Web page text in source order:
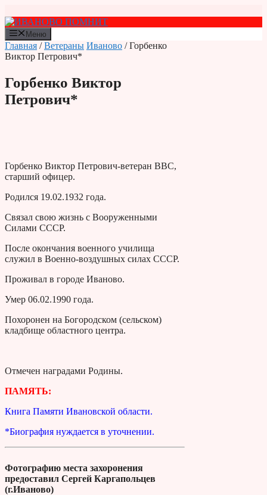
к
содержимому
Меню
Главная /Ветераны Иваново / Горбенко
Виктор Петрович*
Горбенко Виктор
Петрович*
Горбенко Виктор Петрович-ветеран ВВС,
старший офицер.
Родился 19.02.1932 года.
Связал свою жизнь с Вооруженными
Силами СССР.
После окончания военного училища
служил в Военно-воздушных силах СССР.
Проживал в городе Иваново.
Умер 06.02.1990 года.
Похоронен на Богородском (сельском)
кладбище областного центра.
Отмечен наградами Родины.
ПАМЯТЬ:
Книга Памяти Ивановской области.
*Биография нуждается в уточнении.
Фотографию места захоронения
предоставил Сергей Каргапольцев
(г.Иваново)